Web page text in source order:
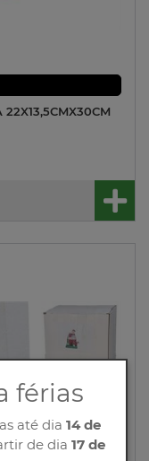
férias
até dia 14 de
de dia 17 de